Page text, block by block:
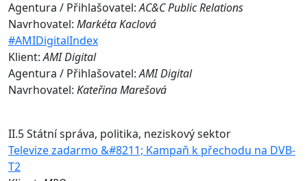
Agentura / Přihlašovatel:AC&C Public Relations
Navrhovatel: Markéta Kaclová
#AMIDigitalIndex
Klient:AMI Digital
Agentura / Přihlašovatel:AMI Digital
Navrhovatel: Kateřina Marešová
II.5 Státní správa, politika, neziskový sektor
Televize zadarmo &#8211; Kampaň k přechodu na DVB-
T2